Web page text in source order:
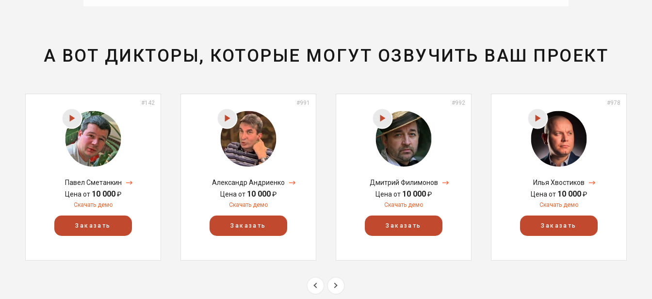
А ВОТ ДИКТОРЫ, КОТОРЫЕ МОГУТ ОЗВУЧИТЬ ВАШ ПРОЕКТ
#142
Павел Сметанкин
Цена от 10 000₽
Скачать демо
Заказать
#991
Александр Андриенко
Цена от 10 000₽
Скачать демо
Заказать
#992
Дмитрий Филимонов
Цена от 10 000₽
Скачать демо
Заказать
#978
Илья Хвостиков
Цена от 10 000₽
Скачать демо
Заказать